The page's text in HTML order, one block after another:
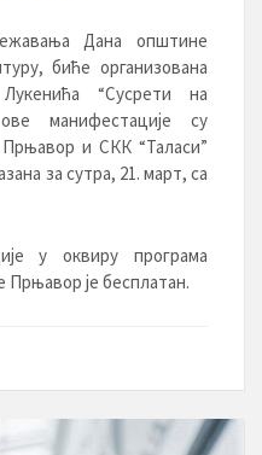
Дана општине
биће организована
“Сусрети на
манифестације су
и СКК “Таласи”
за сутра, 21. март, са
у оквиру програма
је бесплатан.